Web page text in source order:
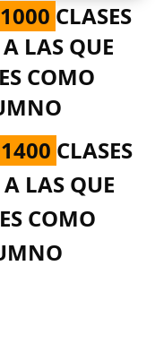
CLASES
LAS QUE
COMO
CLASES
LAS QUE
COMO